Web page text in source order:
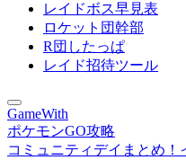
レイドボス早見表
ロケット団幹部
R団したっぱ
レイド招待ツール
GameWith
ポケモンGO攻略
コミュニティデイまとめ